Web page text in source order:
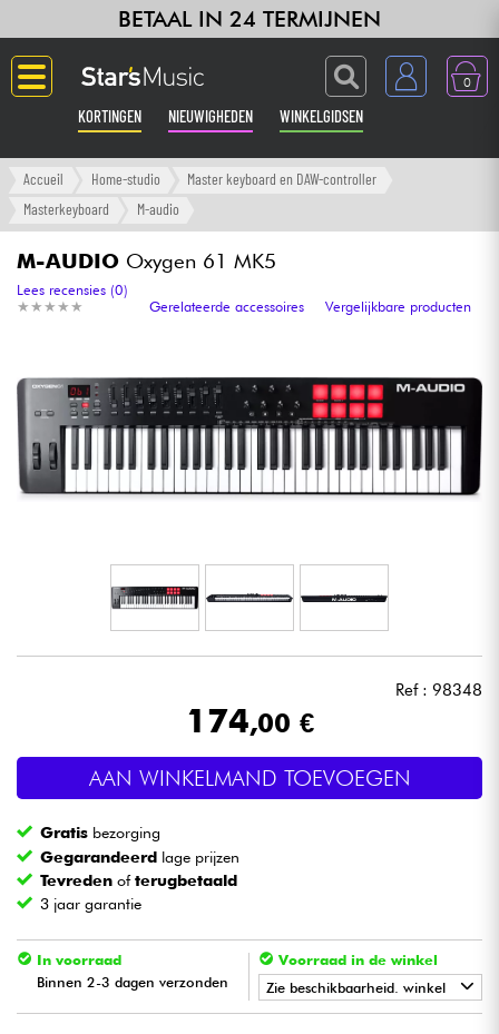
BETAAL IN 24 TERMIJNEN
0
KORTINGEN NIEUWIGHEDEN WINKELGIDSEN
Langue
Versterker & Effecten
Synths & samplers
Home-studio
Licht
Blaasinstrument
Kinderen
Accueil Home-studio
Master keyboard en DAW-controller
Masterkeyboard
M-audio
M-AUDIO Oxygen 61 MK5
★ ★ ★ ★ ★
★ ★ ★ ★ ★
Lees recensies (0)
Gerelateerde accessoires
Vergelijkbare producten
Ref : 98348
174,00 €
AAN WINKELMAND TOEVOEGEN
Gratis bezorging
Gegarandeerd lage prijzen
Tevreden ofterugbetaald
3 jaar garantie
In voorraad
Binnen 2-3 dagen verzonden
Voorraad in de winkel
Zie beschikbaarheid. winkel